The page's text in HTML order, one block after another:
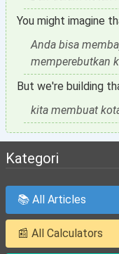
You might imagine
Anda bisa
memperebutkan
But we're building
kita membuat
Kategori
📚 All Articles
📰 All Calculators